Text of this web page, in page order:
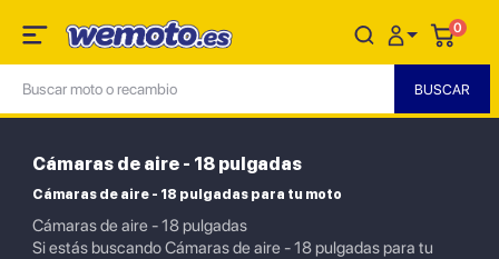
0
Cámaras de aire - 18 pulgadas
Cámaras de aire - 18 pulgadas para tu moto
Cámaras de aire - 18 pulgadas
Si estás buscando Cámaras de aire - 18 pulgadas para tu